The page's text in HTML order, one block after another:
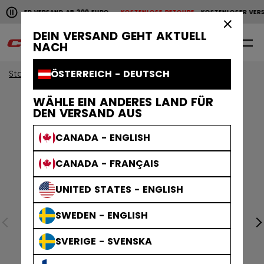
DEIN VERSAND GEHT AKTUELL
NACH
ÖSTERREICH - DEUTSCH
WÄHLE EIN ANDERES LAND FÜR
DEN VERSAND AUS
CANADA - ENGLISH
CANADA - FRANÇAIS
UNITED STATES - ENGLISH
SWEDEN - ENGLISH
SVERIGE - SVENSKA
Horizontale Bildlaufanimation anhalten.
VERSAND AB 200 EUROKOSTENLOSE RETOURE KOSTENLOSER
KOSTENLOSER VERSAND AB 200 EURO KOSTENLOSE
0
Start